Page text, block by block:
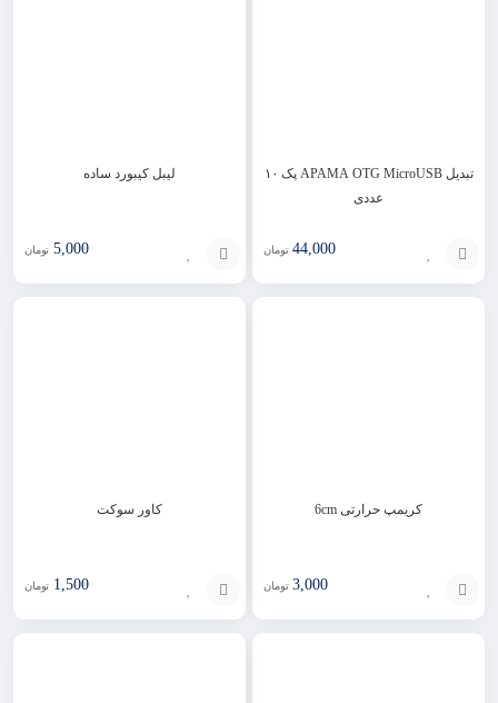
تبدیل APAMA OTG MicroUSB پک ۱۰
عددی
44,000 تومان
افزودن
لیبل کیبورد ساده
5,000 تومان
افزودن
کریمپ حرارتی 6cm
3,000 تومان
افزودن
کاور سوکت
1,500 تومان
افزودن